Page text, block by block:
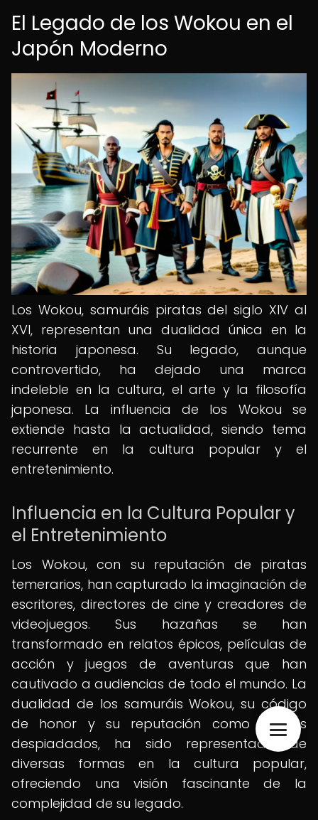
El Legado de los Wokou en el
Japón Moderno
Los Wokou, samuráis piratas del siglo XIV al
XVI, representan una dualidad única en la
historia japonesa. Su legado, aunque
controvertido, ha dejado una marca
indeleble en la cultura, el arte y la filosofía
japonesa. La influencia de los Wokou se
extiende hasta la actualidad, siendo tema
recurrente en la cultura popular y el
entretenimiento.
Influencia en la Cultura Popular y
el Entretenimiento
Los Wokou, con su reputación de piratas
temerarios, han capturado la imaginación de
escritores, directores de cine y creadores de
videojuegos. Sus hazañas se han
transformado en relatos épicos, películas de
acción y juegos de aventuras que han
cautivado a audiencias de todo el mundo. La
dualidad de los samuráis Wokou, su código
de honor y su reputación como piratas
despiadados, ha sido representada de
diversas formas en la cultura popular,
ofreciendo una visión fascinante de la
complejidad de su legado.